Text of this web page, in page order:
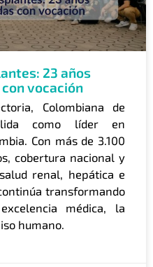
23 años
vocación
Colombiana de
como líder en
Con más de 3.100
cobertura nacional y
renal, hepática e
transformando
médica, la
humano.